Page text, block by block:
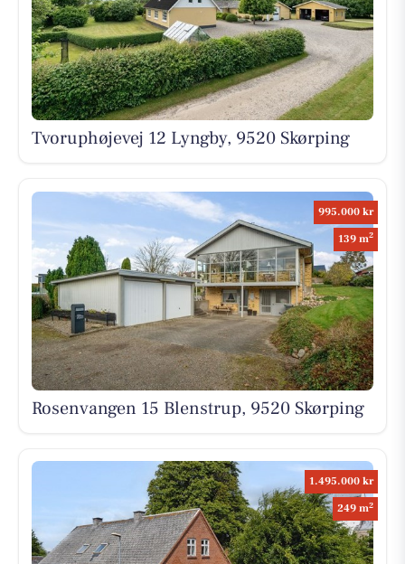
Tvoruphøjevej 12 Lyngby, 9520 Skørping
995.000 kr
139 m2
Rosenvangen 15 Blenstrup, 9520 Skørping
1.495.000 kr
249 m2